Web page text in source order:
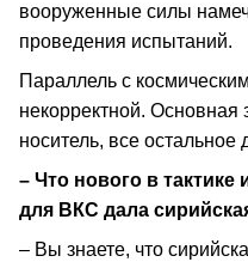
вооруженные силы
проведения испытаний.
Параллель с
некорректной. Основная
носитель, все
– Что нового в тактике
для ВКС дала
– Вы знаете, что